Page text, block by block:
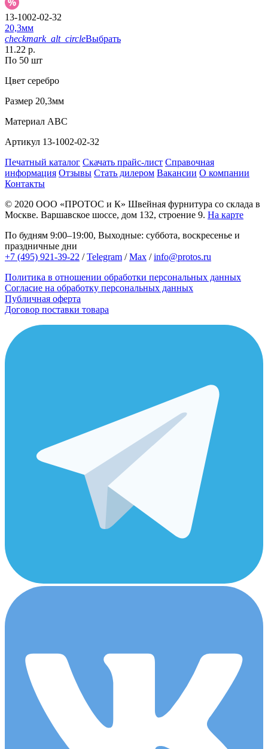
13-1002-02-32
20,3мм
checkmark_alt_circleВыбрать
11.22 р.
По 50 шт
Цвет серебро
Размер 20,3мм
Материал АВС
Артикул 13-1002-02-32
Печатный каталог Скачать прайс-лист Справочная
информация Отзывы Стать дилером Вакансии О компании
Контакты
© 2020 ООО «ПРОТОС и К» Швейная фурнитура со склада в
Москве. Варшавское шоссе, дом 132, строение 9. На карте
По будням 9:00–19:00, Выходные: суббота, воскресенье и
праздничные дни
+7 (495) 921-39-22 /Telegram /Max /info@protos.ru
Политика в отношении обработки персональных данных
Согласие на обработку персональных данных
Публичная оферта
Договор поставки товара